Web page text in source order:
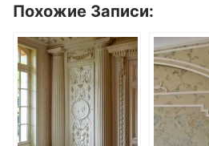
Похожие Записи: